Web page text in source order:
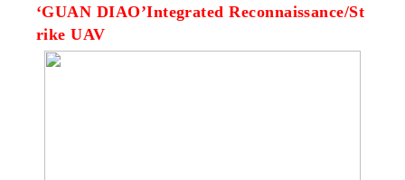
‘GUAN DIAO’Integrated Reconnaissance/St
rike UAV